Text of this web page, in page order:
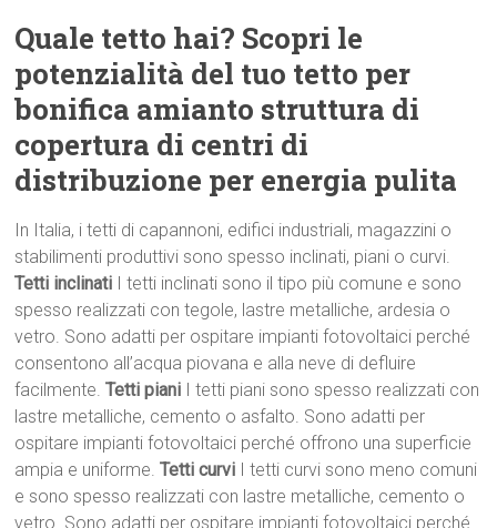
Quale tetto hai? Scopri le
potenzialità del tuo tetto per
bonifica amianto struttura di
copertura di centri di
distribuzione per energia pulita
In Italia, i tetti di capannoni, edifici industriali, magazzini o
stabilimenti produttivi sono spesso inclinati, piani o curvi.
Tetti inclinati I tetti inclinati sono il tipo più comune e sono
spesso realizzati con tegole, lastre metalliche, ardesia o
vetro. Sono adatti per ospitare impianti fotovoltaici perché
consentono all’acqua piovana e alla neve di defluire
facilmente.Tetti piani I tetti piani sono spesso realizzati con
lastre metalliche, cemento o asfalto. Sono adatti per
ospitare impianti fotovoltaici perché offrono una superficie
ampia e uniforme.Tetti curvi I tetti curvi sono meno comuni
e sono spesso realizzati con lastre metalliche, cemento o
vetro. Sono adatti per ospitare impianti fotovoltaici perché